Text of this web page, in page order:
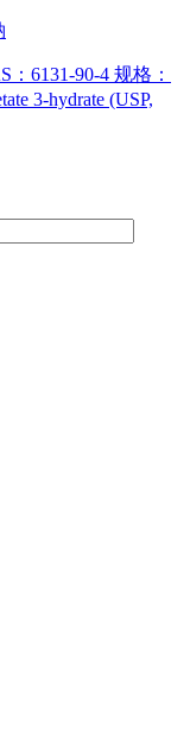
：6131-90-4 规格：
3-hydrate (USP,